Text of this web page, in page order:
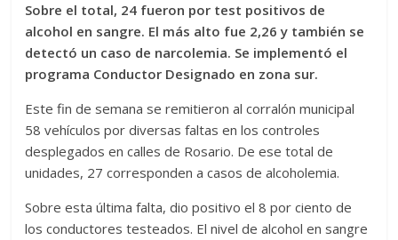
Sobre el total, 24 fueron por test positivos de
alcohol en sangre. El más alto fue 2,26 y también se
detectó un caso de narcolemia. Se implementó el
programa Conductor Designado en zona sur.
Este fin de semana se remitieron al corralón municipal
58 vehículos por diversas faltas en los controles
desplegados en calles de Rosario. De ese total de
unidades, 27 corresponden a casos de alcoholemia.
Sobre esta última falta, dio positivo el 8 por ciento de
los conductores testeados. El nivel de alcohol en sangre